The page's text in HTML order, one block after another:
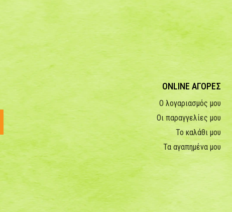
ONLINE ΑΓΟΡΕΣ
Ο λογαριασμός μου
Οι παραγγελίες μου
Το καλάθι μου
Τα αγαπημένα μου